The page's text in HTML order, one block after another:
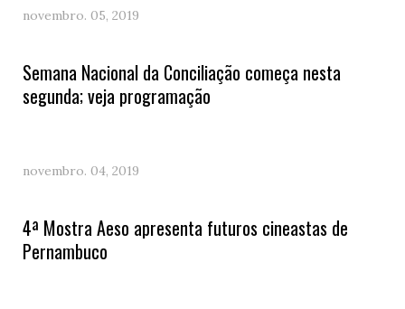
novembro. 05, 2019
Semana Nacional da Conciliação começa nesta
segunda; veja programação
novembro. 04, 2019
4ª Mostra Aeso apresenta futuros cineastas de
Pernambuco